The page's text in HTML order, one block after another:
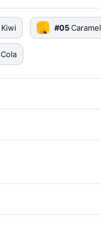
Kiwi #05Caramel
Cola